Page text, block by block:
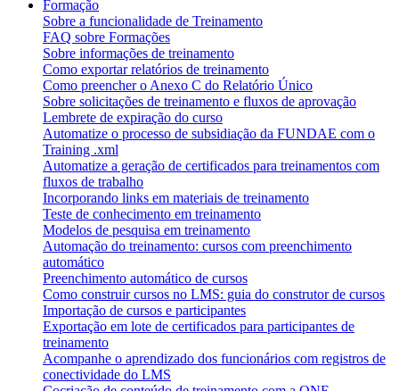
Formação
Sobre a funcionalidade de Treinamento
FAQ sobre Formações
Sobre informações de treinamento
Como exportar relatórios de treinamento
Como preencher o Anexo C do Relatório Único
Sobre solicitações de treinamento e fluxos de aprovação
Lembrete de expiração do curso
Automatize o processo de subsidiação da FUNDAE com o
Training .xml
Automatize a geração de certificados para treinamentos com
fluxos de trabalho
Incorporando links em materiais de treinamento
Teste de conhecimento em treinamento
Modelos de pesquisa em treinamento
Automação do treinamento: cursos com preenchimento
automático
Preenchimento automático de cursos
Como construir cursos no LMS: guia do construtor de cursos
Importação de cursos e participantes
Exportação em lote de certificados para participantes de
treinamento
Acompanhe o aprendizado dos funcionários com registros de
conectividade do LMS